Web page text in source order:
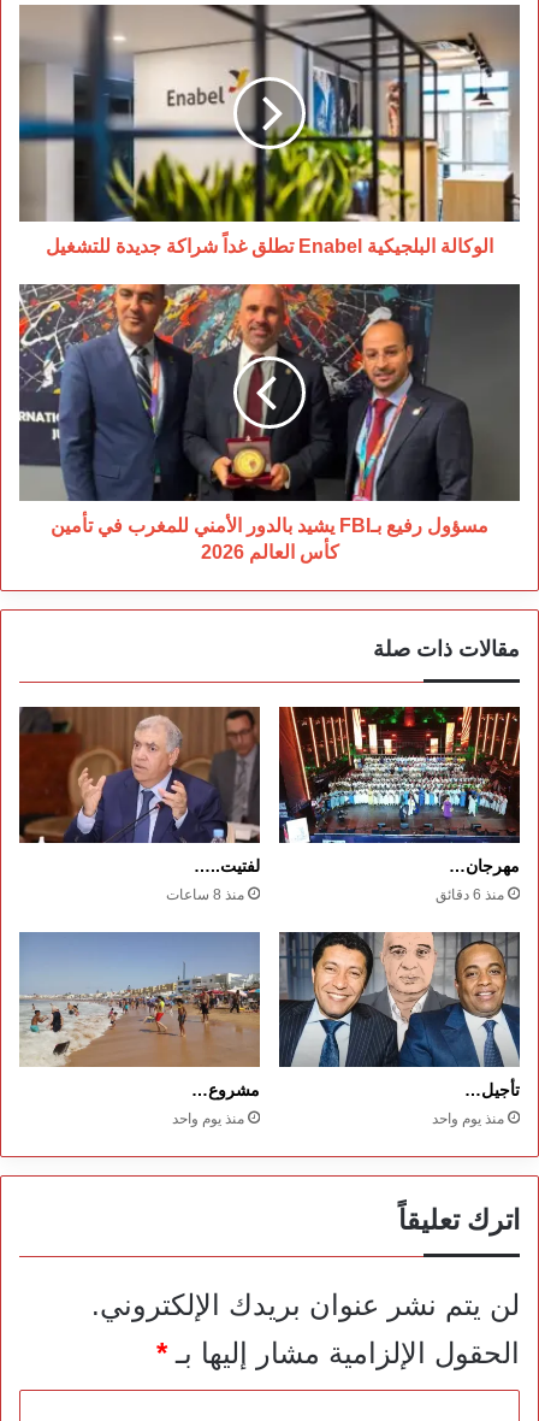
الوكالة
البلجيكية
Enabel
تطلق
غداً
شراكة
جديدة
للتشغيل
الوكالة البلجيكية Enabel تطلق غداً شراكة جديدة للتشغيل
مسؤول
بالدور
الأمني
للمغرب
تأمين
كأس
العالم
مسؤول رفيع بـFBI يشيد بالدور الأمني للمغرب في تأمين
كأس العالم 2026
مقالات ذات صلة
مهرجان…
منذ 6 دقائق
لفتيت..…
منذ 8 ساعات
تأجيل…
منذ يوم واحد
مشروع…
منذ يوم واحد
اترك تعليقاً
لن يتم نشر عنوان بريدك الإلكتروني.
الحقول الإلزامية مشار إليها بـ*